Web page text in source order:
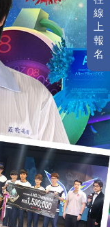
線
上
報
名